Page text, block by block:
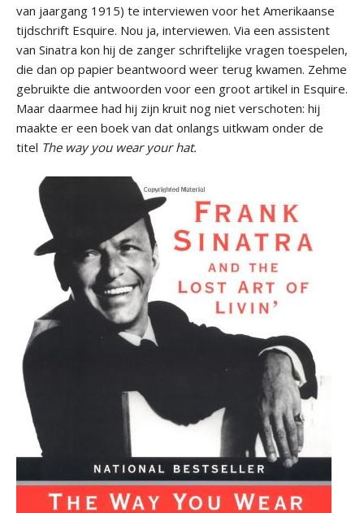
van jaargang 1915) te interviewen voor het Amerikaanse
tijdschrift Esquire. Nou ja, interviewen. Via een assistent
van Sinatra kon hij de zanger schriftelijke vragen toespelen,
die dan op papier beantwoord weer terug kwamen. Zehme
gebruikte die antwoorden voor een groot artikel in Esquire.
Maar daarmee had hij zijn kruit nog niet verschoten: hij
maakte er een boek van dat onlangs uitkwam onder de
titel The way you wear your hat.